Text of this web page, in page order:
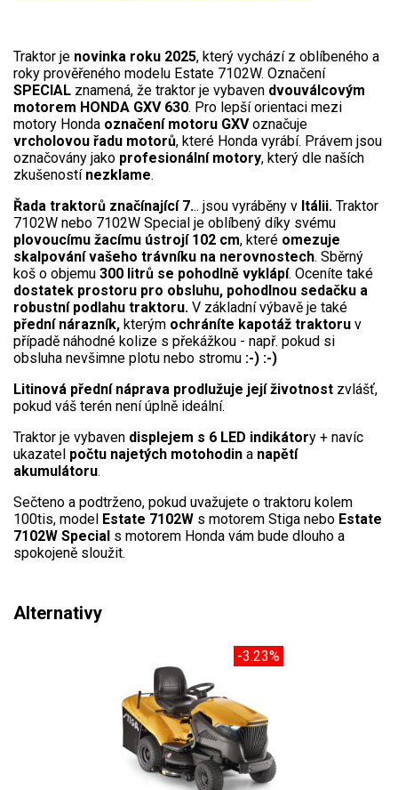
Vertikutátory
Kultivátory
Nůžky na živý plot
Vysavače a foukače
Elektrocentrály
Štěpkovače a drtiče
Elektrické skútry
Elektrické tříkolky
Elektrické tříkolky pracovní
Elektrické čtyřkolky
Náhradní díly
Náhradní díly pro motorové pily
Náhradní díly pro křovinořezy
Traktor je novinka roku 2025, který vychází z oblíbeného a
roky prověřeného modelu Estate 7102W. Označení
SPECIAL znamená, že traktor je vybaven dvouválcovým
motorem HONDA GXV 630. Pro lepší orientaci mezi
motory Honda označení motoru GXVoznačuje
vrcholovou řadu motorů, které Honda vyrábí. Právem jsou
označovány jako profesionální motory, který dle naších
zkušeností nezklame.
Řada traktorů značínající 7... jsou vyráběny v Itálii. Traktor
7102W nebo 7102W Special je oblíbený díky svému
plovoucímu žacímu ústrojí 102 cm, které omezuje
skalpování vašeho trávníku na nerovnostech. Sběrný
koš o objemu 300 litrů se pohodlně vyklápí. Oceníte také
dostatek prostoru pro obsluhu, pohodlnou sedačku a
robustní podlahu traktoru. V základní výbavě je také
přední nárazník, kterým ochráníte kapotáž traktoru v
případě náhodné kolize s překážkou - např. pokud si
obsluha nevšimne plotu nebo stromu :-) :-)
Litinová přední náprava prodlužuje její životnost zvlášť,
pokud váš terén není úplně ideální.
Traktor je vybaven displejem s 6 LED indikátory + navíc
ukazatel počtu najetých motohodin a napětí
akumulátoru.
Sečteno a podtrženo, pokud uvažujete o traktoru kolem
100tis, model Estate 7102W s motorem Stiga nebo Estate
7102W Special s motorem Honda vám bude dlouho a
spokojeně sloužit.
Alternativy
-3.23%